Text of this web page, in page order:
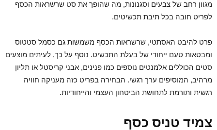
מגוון רחב של צבעים וסגנונות, מה שהופך את סט שרשראות הכסף
לפריט חובה בכל תיבת תכשיטים.
פרט להיבט האסתטי, שרשראות הכסף משמשות גם כסמל סטטוס
ומבטאות טעם ייחודי של בעלת התכשיט. נוסף על כך, לעיתים מוצעים
סטים הכוללים אלמנטים נוספים כמו פנינים, אבני קריסטל או תליון
מרהיב, המוסיפים ערך רגשי. הבחירה בפריט כזה מעניקה חוויה
רגשית ותורמת לתחושת הביטחון העצמי והייחודיות.
צמיד טניס כסף